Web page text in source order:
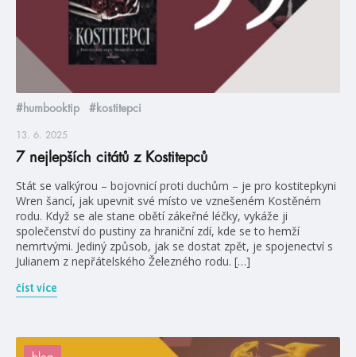
#humbooktip #kostitepci
13. 6. 2025
7 nejlepších citátů z Kostitepců
Stát se valkýrou – bojovnicí proti duchům – je pro kostitepkyni
Wren šancí, jak upevnit své místo ve vznešeném Kostěném
rodu. Když se ale stane obětí zákeřné léčky, vykáže ji
společenství do pustiny za hraniční zdí, kde se to hemží
nemrtvými. Jediný způsob, jak se dostat zpět, je spojenectví s
Julianem z nepřátelského Železného rodu. […]
číst více